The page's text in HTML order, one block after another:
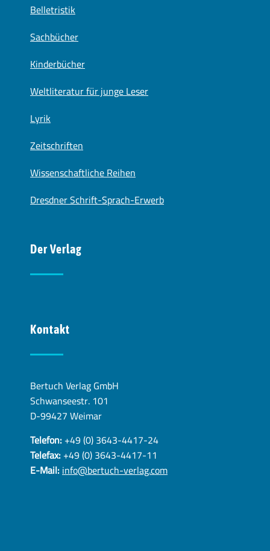
Belletristik
Sachbücher
Kinderbücher
Weltliteratur für junge Leser
Lyrik
Zeitschriften
Wissenschaftliche Reihen
Dresdner Schrift-Sprach-Erwerb
Der Verlag
Kontakt
Bertuch Verlag GmbH
Schwanseestr. 101
D-99427 Weimar
Telefon:+49 (0) 3643-4417-24
Telefax:+49 (0) 3643-4417-11
E-Mail:info@bertuch-verlag.com